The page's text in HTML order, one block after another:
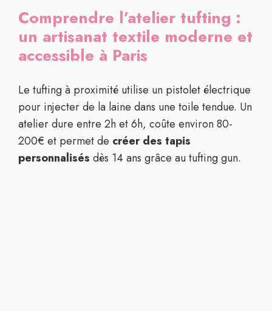
Comprendre l’atelier tufting :
un artisanat textile moderne et
accessible à Paris
Le tufting à proximité utilise un pistolet électrique
pour injecter de la laine dans une toile tendue. Un
atelier dure entre 2h et 6h, coûte environ 80-
200€ et permet de créer des tapis
personnalisés dès 14 ans grâce au tufting gun.